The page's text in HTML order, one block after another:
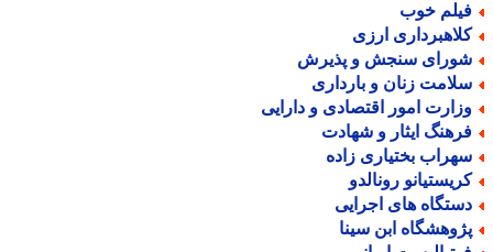
خوب
ارزی
سنجش و پذیرش
زنان و بارداری
امور اقتصادی و دارایی
ایثار و شهادت
بختیاری زاده
رونالدو
های اجرایی
ابن سینا